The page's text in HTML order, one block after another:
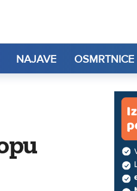
NAJAVE OSMRTNICE